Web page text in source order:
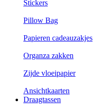
Stickers
Pillow Bag
Papieren cadeauzakjes
Organza zakken
Zijde vloeipapier
Ansichtkaarten
Draagtassen